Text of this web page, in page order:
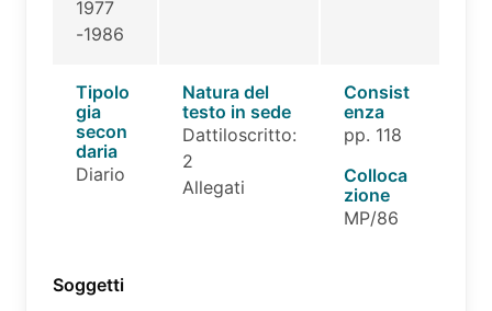
1977
-1986
Tipolo
gia
secon
daria
Diario
Natura del
testo in sede
Dattiloscritto:
2
Allegati
Consist
enza
pp. 118
Colloca
zione
MP/86
Soggetti